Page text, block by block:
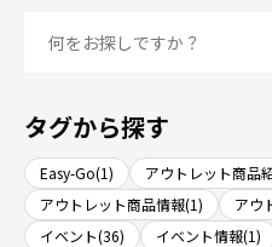
タグから探す
Easy-Go(1)
アウトレット商品
アウトレット商品情報(1)
アウ
イベント(36)
イベント情報(1)